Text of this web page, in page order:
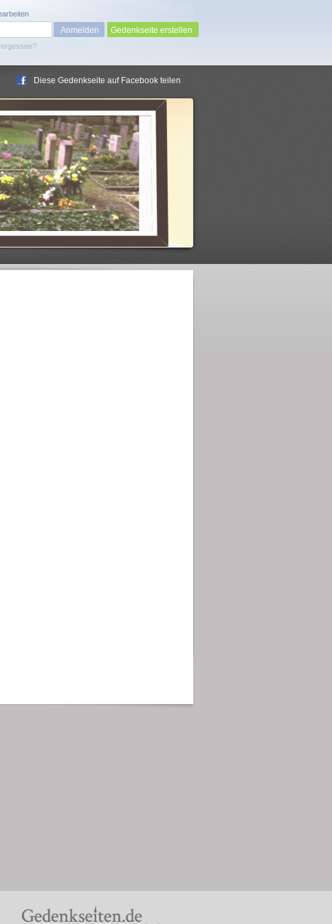
Gedenkseite erstellen
Diese Gedenkseite auf Facebook teilen